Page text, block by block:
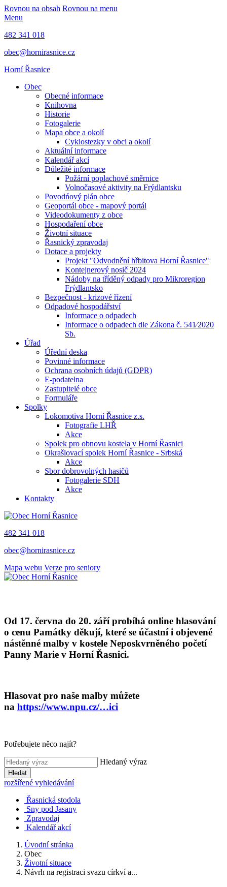
Rovnou na obsah Rovnou na menu
Menu
482 341 018
obec@hornirasnice.cz
Horní Řasnice
Obec
Obecné informace
Knihovna
Historie
Fotogalerie
Mapa obce a okolí
Cyklostezky v obci a okolí
Aktuální informace
Kalendář akcí
Důležité informace
Požární poplachové směrnice
Volnočasové aktivity na Frýdlantsku
Povodńový plán obce
Geoportál obce - mapový portál
Videodokumenty z obce
Hospodaření obce
Životní situace
Řasnický zpravodaj
Dotace a projekty
Projekt "Odvodnění hřbitova Horní Řasnice"
Kontejnerový nosič 2024
Nádoby na tříděný odpady pro Mikroregion
Frýdlantsko
Bezpečnost - krizové řízení
Odpadové hospodářství
Informace o odpadech
Informace o odpadech dle Zákona č. 541⁄2020
Sb.
Úřad
Úřední deska
Povinné informace
Ochrana osobních údajů (GDPR)
E-podatelna
Zastupitelé obce
Formuláře
Spolky
Lokomotiva Horní Řasnice z.s.
Fotografie LHŘ
Akce
Spolek pro obnovu kostela v Horní Řasnici
Okrašlovací spolek Horní Řasnice - Srbská
Akce
Sbor dobrovolných hasičů
Fotogalerie SDH
Akce
Kontakty
482 341 018
obec@hornirasnice.cz
Mapa webu Verze pro seniory
Od 17. června do 20. září probíhá online hlasování
o cenu Památky děkují, které se účastní i objevené
nástěnné malby v kostele Neposkvrněného početí
Panny Marie v Horní Řasnici.
Hlasovat pro naše malby můžete
na https://www.npu.cz/…ici
Potřebujete něco najít?
Hledaný výraz
Hledat
rozšířené vyhledávání
Řasnická stodola
Sny pod Jasany
Zpravodaj
Kalendář akcí
Úvodní stránka
Obec
Životní situace
Návrh na registraci svazu církví a...